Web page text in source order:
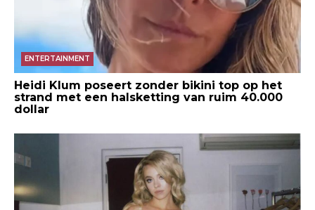
ENTERTAINMENT
Heidi Klum poseert zonder bikini top op het
strand met een halsketting van ruim 40.000
dollar